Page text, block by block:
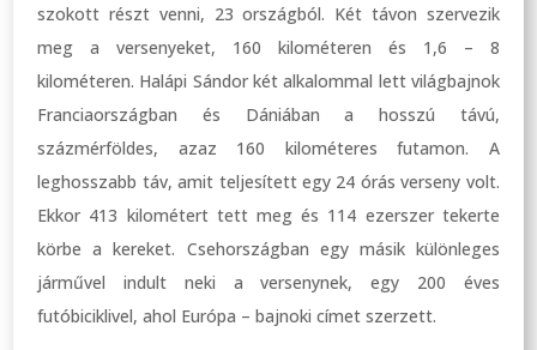
szokott részt venni, 23 országból. Két távon szervezik
meg a versenyeket, 160 kilométeren és 1,6 – 8
kilométeren. Halápi Sándor két alkalommal lett világbajnok
Franciaországban és Dániában a hosszú távú,
százmérföldes, azaz 160 kilométeres futamon. A
leghosszabb táv, amit teljesített egy 24 órás verseny volt.
Ekkor 413 kilométert tett meg és 114 ezerszer tekerte
körbe a kereket. Csehországban egy másik különleges
járművel indult neki a versenynek, egy 200 éves
futóbiciklivel, ahol Európa – bajnoki címet szerzett.